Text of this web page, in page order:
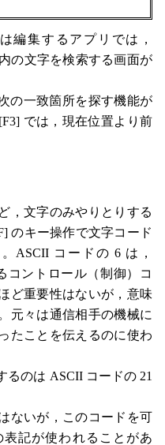
編集するアプリでは，
の文字を検索する画面が
の一致箇所を探す機能が
では，現在位置より前
，文字のみやりとりする
のキー操作で文字コード
ASCII コードの 6 は，
コントロール（制御）コ
ど重要性はないが，意味
元々は通信相手の機械に
たことを伝えるのに使わ
のは ASCII コードの 21
ないが，このコードを可
表記が使われることがあ